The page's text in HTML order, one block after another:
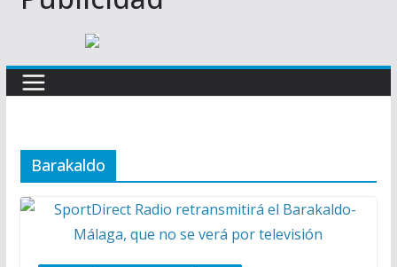
Barakaldo